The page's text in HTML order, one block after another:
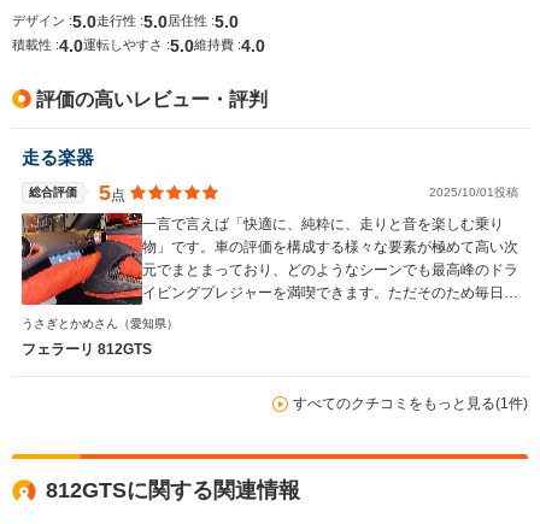
デザイン :5.0走行性 :5.0 居住性 :5.0
積載性 :4.0運転しやすさ :5.0維持費 :4.0
評価の高いレビュー・評判
走る楽器
総合評価 5点 2025/10/01投稿
一言で言えば「快適に、純粋に、走りと音を楽しむ乗り
物」です。車の評価を構成する様々な要素が極めて高い次
元でまとまっており、どのようなシーンでも最高峰のドラ
イビングプレジャーを満喫できます。ただそのため毎日で
も乗りたくなるような中毒性も兼ね備えており、購入には
うさぎとかめさん （愛知県）
フェラーリ 812GTS
すべてのクチコミをもっと見る(1件)
812GTSに関する関連情報